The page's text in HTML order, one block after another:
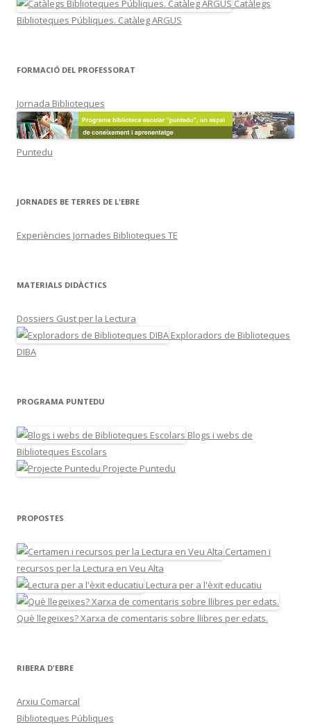
Catàlegs
Biblioteques Públiques. Catàleg ARGUS
FORMACIÓ DEL PROFESSORAT
Jornada Biblioteques
Puntedu
JORNADES BE TERRES DE L'EBRE
Experiències Jornades Biblioteques TE
MATERIALS DIDÀCTICS
Dossiers Gust per la Lectura
Exploradors de Biblioteques
DIBA
PROGRAMA PUNTEDU
Blogs i webs de
Biblioteques Escolars
Projecte Puntedu
PROPOSTES
Certamen i
recursos per la Lectura en Veu Alta
Lectura per a l'èxit educatiu
Què llegeixes? Xarxa de comentaris sobre llibres per edats.
RIBERA D'EBRE
Arxiu Comarcal
Biblioteques Públiques